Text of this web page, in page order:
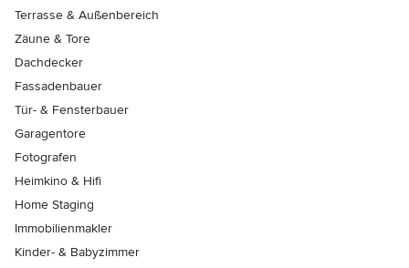
Terrasse & Außenbereich
Zäune & Tore
Dachdecker
Fassadenbauer
Tür- & Fensterbauer
Garagentore
Fotografen
Heimkino & Hifi
Home Staging
Immobilienmakler
Kinder- & Babyzimmer